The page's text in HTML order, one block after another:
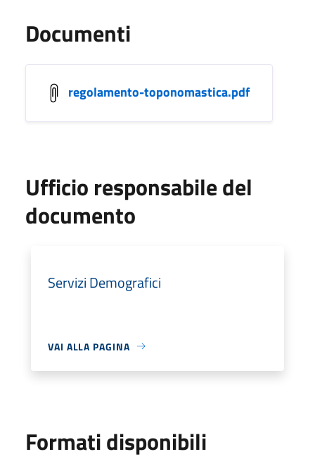
Documenti
regolamento-toponomastica.pdf
Ufficio responsabile del
documento
Servizi Demografici
VAI ALLA PAGINA
Formati disponibili